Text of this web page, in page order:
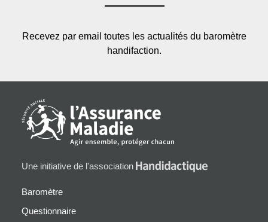
Recevez par email toutes les actualités du baromètre
handifaction.
Une initiative de l'association
Baromètre
Questionnaire